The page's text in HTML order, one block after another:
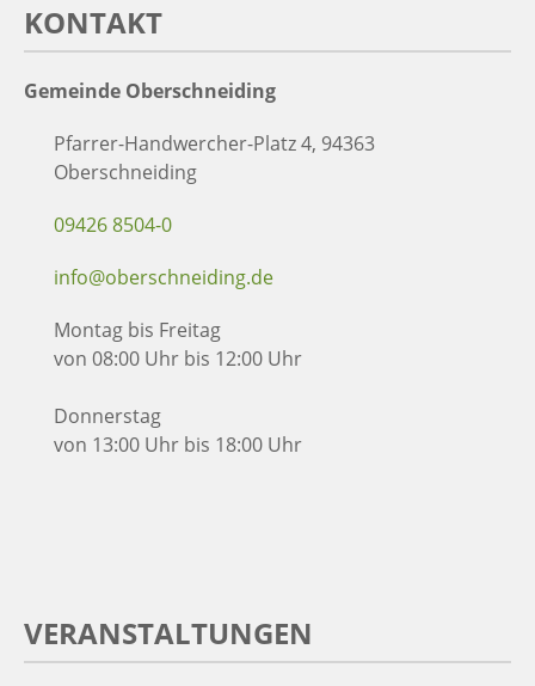
KONTAKT
Gemeinde Oberschneiding
Pfarrer-Handwercher-Platz 4, 94363
Oberschneiding
09426 8504-0
info@oberschneiding.de
Montag bis Freitag
von 08:00 Uhr bis 12:00 Uhr
Donnerstag
von 13:00 Uhr bis 18:00 Uhr
VERANSTALTUNGEN